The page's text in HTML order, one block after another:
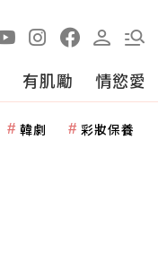
有肌勵 情慾愛
韓劇 彩妝保養